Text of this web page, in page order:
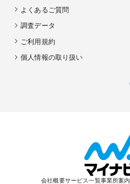
よくあるご質問
調査データ
ご利用規約
個人情報の取り扱い
会社概要サービス一覧事業所案内